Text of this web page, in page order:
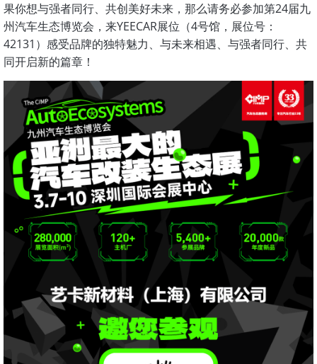
果你想与强者同行、共创美好未来，那么请务必参加第24届九
州汽车生态博览会，来YEECAR展位（4号馆，展位号：
42131）感受品牌的独特魅力、与未来相遇、与强者同行、共
同开启新的篇章！
获取YEECAR官方旗舰店优惠报价